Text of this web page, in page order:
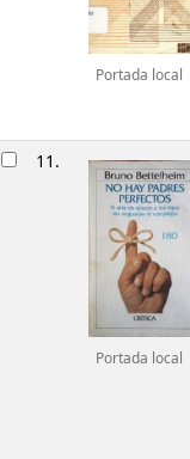
Portada local
11.
Portada local